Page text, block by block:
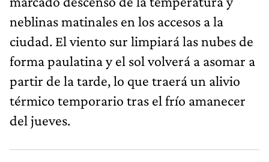
neblinas matinales en los accesos a la
ciudad. El viento sur limpiará las nubes de
forma paulatina y el sol volverá a asomar a
partir de la tarde, lo que traerá un alivio
térmico temporario tras el frío amanecer
del jueves.